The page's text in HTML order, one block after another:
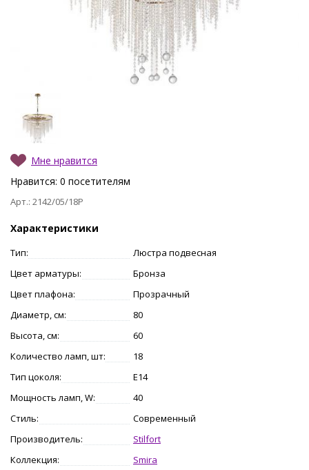
Мне нравится
Нравится: 0 посетителям
Арт.: 2142/05/18P
Характеристики
Тип:
Люстра подвесная
Цвет арматуры:
Бронза
Цвет плафона:
Прозрачный
Диаметр, см:
80
Высота, см:
60
Количество ламп, шт:
18
Тип цоколя:
E14
Мощность ламп, W:
40
Стиль:
Современный
Производитель:
Stilfort
Коллекция:
Smira